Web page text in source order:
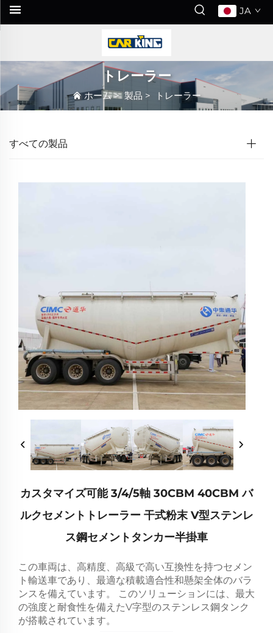
JA
トレーラー
ホーム>製品 > トレーラー
すべての製品
カスタマイズ可能 3/4/5軸 30CBM 40CBM バ
ルクセメントトレーラー 干式粉末 V型ステンレ
ス鋼セメントタンカー半掛車
この車両は、高精度、高級で高い互換性を持つセメン
ト輸送車であり、最適な積載適合性和懸架全体のバラ
ンスを備えています。
このソリューションには、最大
の強度と耐食性を備えたV字型のステンレス鋼タンク
が搭載されています。